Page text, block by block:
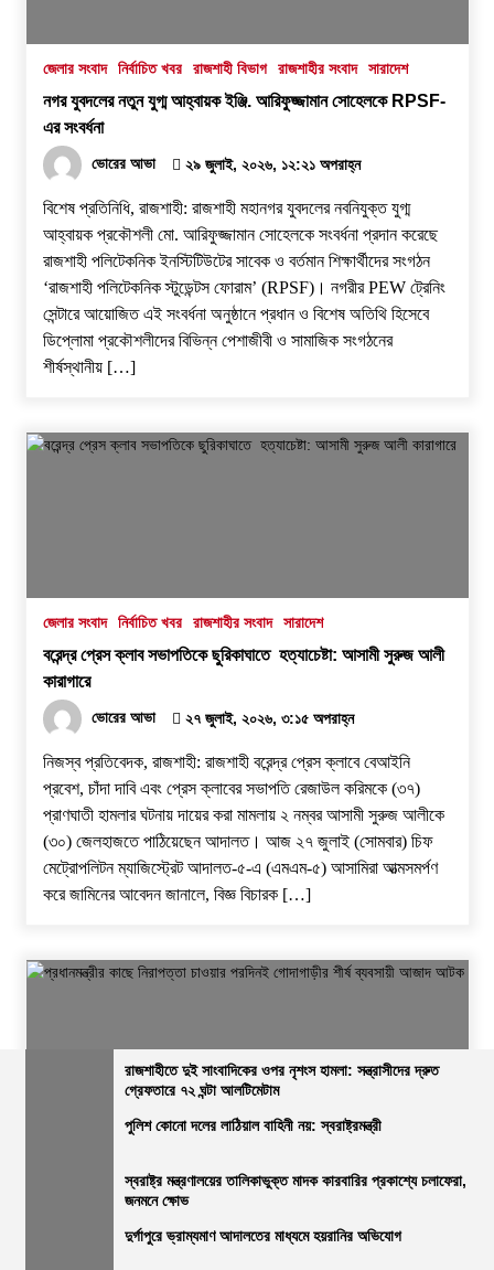
জেলার সংবাদ নির্বাচিত খবর রাজশাহী বিভাগ রাজশাহীর সংবাদ সারাদেশ
নগর যুবদলের নতুন যুগ্ম আহ্বায়ক ইঞ্জি. আরিফুজ্জামান সোহেলকে RPSF-
এর সংবর্ধনা
ভোরের আভা ২৯ জুলাই, ২০২৬, ১২:২১ অপরাহ্ন
বিশেষ প্রতিনিধি, রাজশাহী: রাজশাহী মহানগর যুবদলের নবনিযুক্ত যুগ্ম
আহ্বায়ক প্রকৌশলী মো. আরিফুজ্জামান সোহেলকে সংবর্ধনা প্রদান করেছে
রাজশাহী পলিটেকনিক ইনস্টিটিউটের সাবেক ও বর্তমান শিক্ষার্থীদের সংগঠন
‘রাজশাহী পলিটেকনিক স্টুডেন্টস ফোরাম’ (RPSF)। ​নগরীর PEW ট্রেনিং
সেন্টারে আয়োজিত এই সংবর্ধনা অনুষ্ঠানে প্রধান ও বিশেষ অতিথি হিসেবে
ডিপ্লোমা প্রকৌশলীদের বিভিন্ন পেশাজীবী ও সামাজিক সংগঠনের
শীর্ষস্থানীয় […]
জেলার সংবাদ নির্বাচিত খবর রাজশাহীর সংবাদ সারাদেশ
বরেন্দ্র প্রেস ক্লাব সভাপতিকে ছুরিকাঘাতে হত্যাচেষ্টা: আসামী সুরুজ আলী
কারাগারে
ভোরের আভা ২৭ জুলাই, ২০২৬, ৩:১৫ অপরাহ্ন
নিজস্ব প্রতিবেদক, রাজশাহী: ​রাজশাহী বরেন্দ্র প্রেস ক্লাবে বেআইনি
প্রবেশ, চাঁদা দাবি এবং প্রেস ক্লাবের সভাপতি রেজাউল করিমকে (৩৭)
প্রাণঘাতী হামলার ঘটনায় দায়ের করা মামলায় ২ নম্বর আসামী সুরুজ আলীকে
(৩০) জেলহাজতে পাঠিয়েছেন আদালত। ​আজ ২৭ জুলাই (সোমবার) চিফ
মেট্রোপলিটন ম্যাজিস্ট্রেট আদালত-৫-এ (এমএম-৫) আসামিরা আত্মসমর্পণ
করে জামিনের আবেদন জানালে, বিজ্ঞ বিচারক […]
প্রধানমন্ত্রীর কাছে নিরাপত্তা চাওয়ার পরদিনই গোদাগাড়ীর শীর্ষ ব্যবসায়ী
ভোরের আভা ২০ জুলাই, ২০২৬, ১:১৫ অপরাহ্ন
রাজশাহীতে দুই সাংবাদিকের ওপর নৃশংস হামলা: সন্ত্রাসীদের দ্রুত
গ্রেফতারে ৭২ ঘন্টা আলটিমেটাম
পুলিশ কোনো দলের লাঠিয়াল বাহিনী নয়: স্বরাষ্ট্রমন্ত্রী
স্বরাষ্ট্র মন্ত্রণালয়ের তালিকাভুক্ত মাদক কারবারির প্রকাশ্যে চলাফেরা,
জনমনে ক্ষোভ
দুর্গাপুরে ভ্রাম্যমাণ আদালতের মাধ্যমে হয়রানির অভিযোগ